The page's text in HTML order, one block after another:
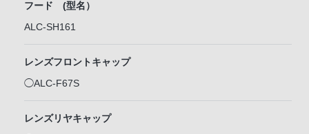
フード (型名）
ALC-SH161
レンズフロントキャップ
◯ALC-F67S
レンズリヤキャップ